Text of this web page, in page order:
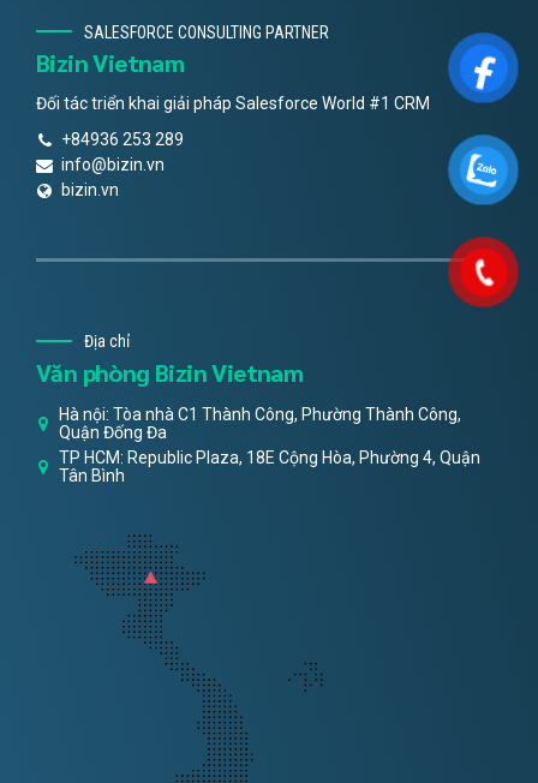
SALESFORCE CONSULTING PARTNER
Bizin Vietnam
Đối tác triển khai giải pháp Salesforce World #1 CRM
+84936 253 289
info@bizin.vn
bizin.vn
Địa chỉ
Văn phòng Bizin Vietnam
Hà nội: Tòa nhà C1 Thành Công, Phường Thành Công,
Quận Đống Đa
TP HCM: Republic Plaza, 18E Cộng Hòa, Phường 4, Quận
Tân Bình